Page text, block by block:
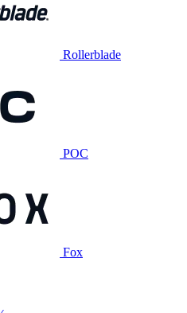
Rollerblade
POC
Fox